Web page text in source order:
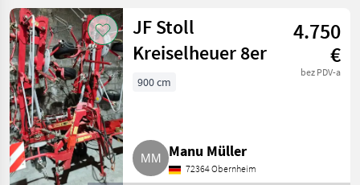
JF Stoll
Kreiselheuer 8er
4.750
€
bez PDV-a
900 cm
Manu Müller
72364 Obernheim